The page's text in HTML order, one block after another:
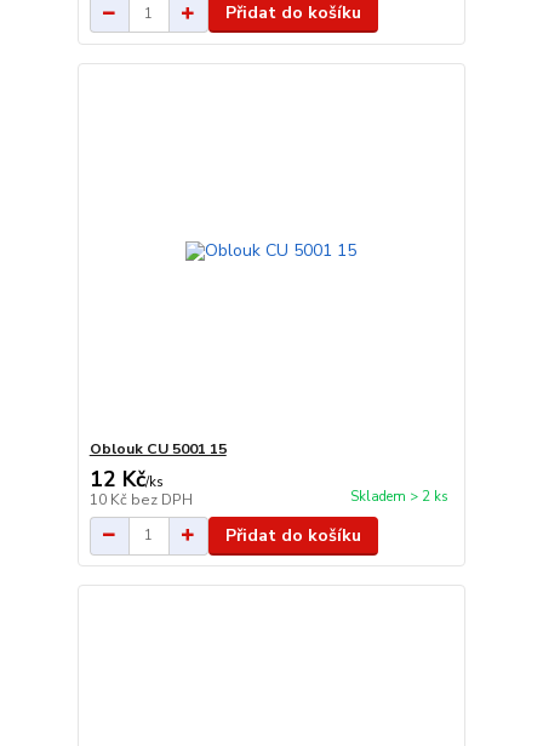
Přidat do košíku
Oblouk CU 5001 15
12 Kč/ks
10 Kč bez DPH Skladem > 2 ks
Přidat do košíku